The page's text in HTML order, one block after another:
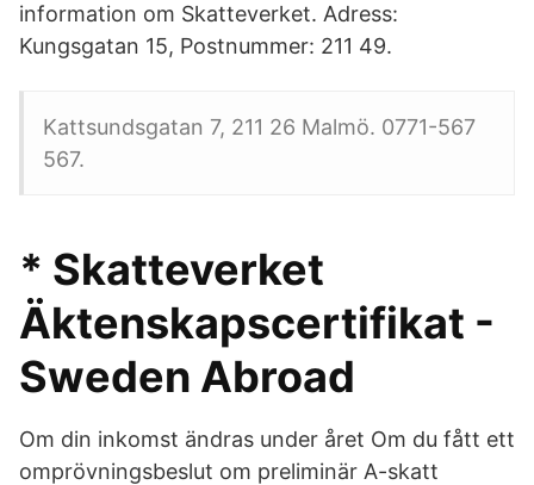
information om Skatteverket. Adress:
Kungsgatan 15, Postnummer: 211 49.
Kattsundsgatan 7, 211 26 Malmö. 0771-567
567.
* Skatteverket
Äktenskapscertifikat -
Sweden Abroad
Om din inkomst ändras under året Om du fått ett
omprövningsbeslut om preliminär A-skatt